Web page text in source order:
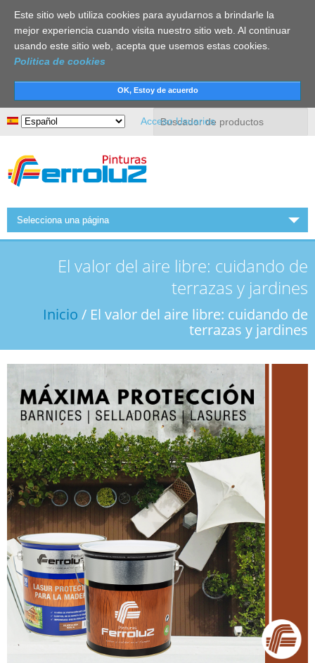
Este sitio web utiliza cookies para ayudarnos a brindarle la
mejor experiencia cuando visita nuestro sitio web. Al continuar
usando este sitio web, acepta que usemos estas cookies.
Politica de cookies
Buscar
Acceso Usuarios
Selecciona una página
CONTACTO
El valor del aire libre: cuidando de
terrazas y jardines
Inicio / El valor del aire libre: cuidando de
terrazas y jardines